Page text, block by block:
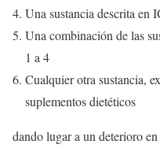
Una sustancia descrita en
Una combinación de las
1 a 4
Cualquier otra sustancia,
suplementos dietéticos
dando lugar a un deterioro